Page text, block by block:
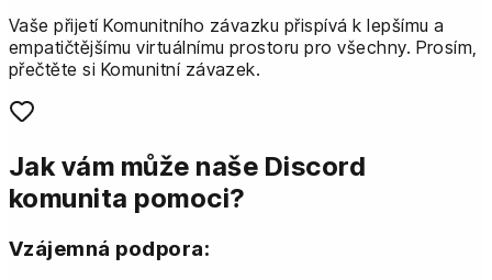
Vaše přijetí Komunitního závazku přispívá k lepšímu a
empatičtějšímu virtuálnímu prostoru pro všechny. Prosím,
přečtěte si Komunitní závazek.
Jak vám může naše Discord
komunita pomoci?
Vzájemná podpora: